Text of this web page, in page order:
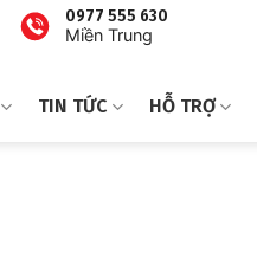
0977 555 630
Miền Trung
TIN TỨC HỖ TRỢ